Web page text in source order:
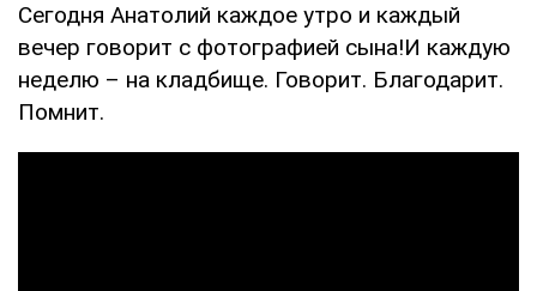
Сегодня Анатолий каждое утро и каждый
вечер говорит с фотографией сына!И каждую
неделю – на кладбище. Говорит. Благодарит.
Помнит.